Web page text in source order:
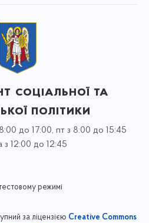
соціальної та
політики
до 17:00, пт з 8:00 до 15:45
з 12:00 до 12:45
режимі
за ліцензією Creative Commons